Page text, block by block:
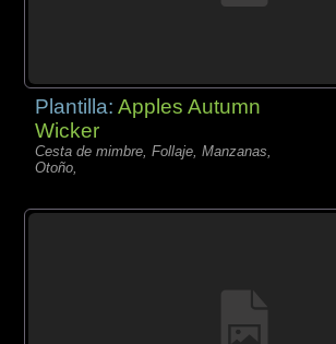
Plantilla:Apples Autumn
Wicker
Cesta de mimbre, Follaje, Manzanas,
Otoño,